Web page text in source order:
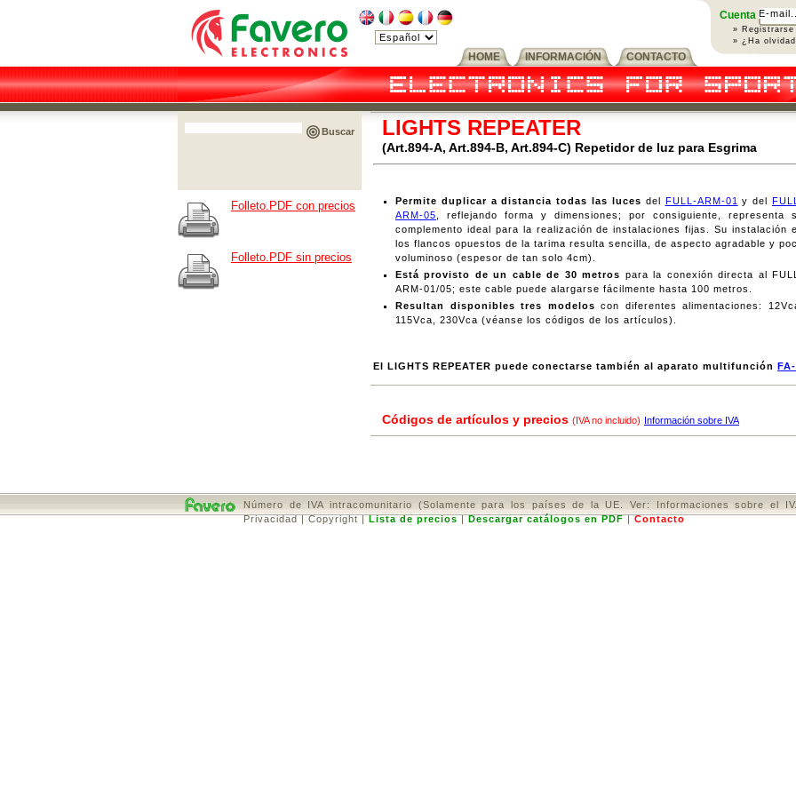
Cuenta
» Registrarse
» ¿Ha
HOME INFORMACIÓN CONTACTO
LIGHTS REPEATER
(Art.894-A, Art.894-B, Art.894-C) Repetidor de luz para Esgrima
Permite duplicar a distancia todas las luces del FULL-ARM-01 y del
ARM-05 , reflejando forma y dimensiones; por consiguiente, representa
complemento ideal para la realización de instalaciones fijas. Su instalación
los flancos opuestos de la tarima resulta sencilla, de aspecto agradable y
voluminoso (espesor de tan solo 4cm).
Está provisto de un cable de 30 metros para la conexión directa al
ARM-01/05; este cable puede alargarse fácilmente hasta 100 metros.
Resultan disponibles tres modelos con diferentes alimentaciones:
115Vca, 230Vca (véanse los códigos de los artículos).
El LIGHTS REPEATER puede conectarse también al aparato multifunción
Códigos de artículos y precios (IVA no incluido) Información sobre IVA
Buscar
Folleto.PDF con precios
Folleto.PDF sin precios
Número de IVA intracomunitario (Solamente para los países de la UE. Ver: Informaciones sobre el
Privacidad|Copyright|Lista de precios|Descargar catálogos en PDF|Contacto